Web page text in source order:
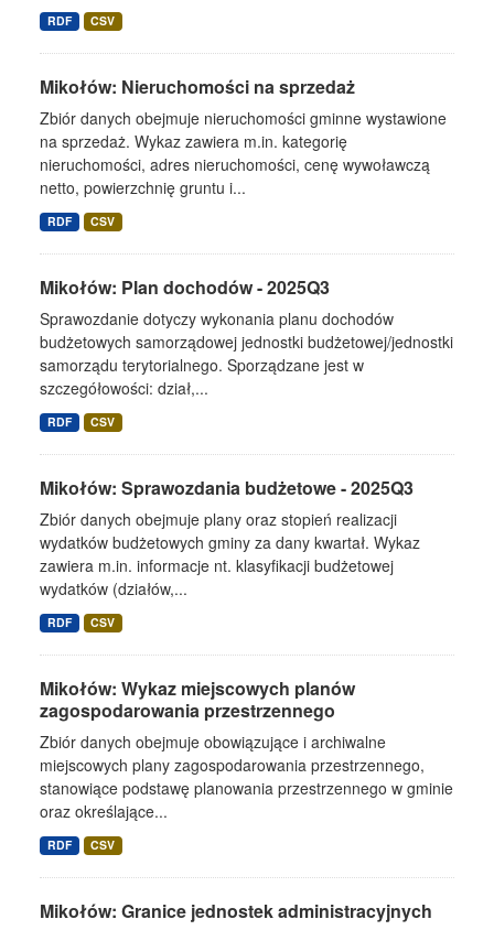
RDF CSV
Mikołów: Nieruchomości na sprzedaż
Zbiór danych obejmuje nieruchomości gminne wystawione
na sprzedaż. Wykaz zawiera m.in. kategorię
nieruchomości, adres nieruchomości, cenę wywoławczą
netto, powierzchnię gruntu i...
RDF CSV
Mikołów: Plan dochodów - 2025Q3
Sprawozdanie dotyczy wykonania planu dochodów
budżetowych samorządowej jednostki budżetowej/jednostki
samorządu terytorialnego. Sporządzane jest w
szczegółowości: dział,...
RDF CSV
Mikołów: Sprawozdania budżetowe - 2025Q3
Zbiór danych obejmuje plany oraz stopień realizacji
wydatków budżetowych gminy za dany kwartał. Wykaz
zawiera m.in. informacje nt. klasyfikacji budżetowej
wydatków (działów,...
RDF CSV
Mikołów: Wykaz miejscowych planów
zagospodarowania przestrzennego
Zbiór danych obejmuje obowiązujące i archiwalne
miejscowych plany zagospodarowania przestrzennego,
stanowiące podstawę planowania przestrzennego w gminie
oraz określające...
RDF CSV
Mikołów: Granice jednostek administracyjnych